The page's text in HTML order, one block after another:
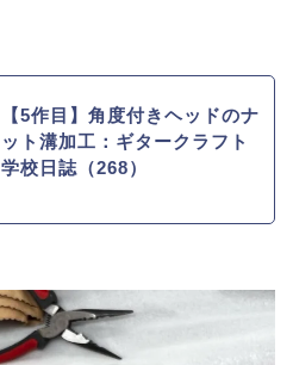
【5作目】角度付きヘッドのナ
ット溝加工：ギタークラフト
学校日誌（268）